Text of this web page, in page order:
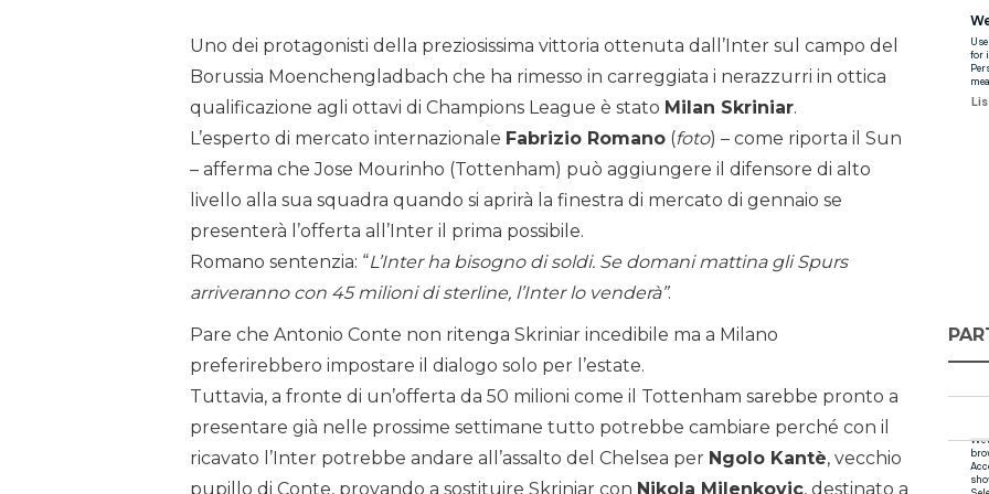
Uno dei protagonisti della preziosissima vittoria ottenuta dall’Inter sul campo del
Borussia Moenchengladbach che ha rimesso in carreggiata i nerazzurri in ottica
qualificazione agli ottavi di Champions League è stato Milan Skriniar.
L’esperto di mercato internazionale Fabrizio Romano (foto) – come riporta il Sun
– afferma che Jose Mourinho (Tottenham) può aggiungere il difensore di alto
livello alla sua squadra quando si aprirà la finestra di mercato di gennaio se
presenterà l’offerta all’Inter il prima possibile.
Romano sentenzia: “L’Inter ha bisogno di soldi. Se domani mattina gli Spurs
arriveranno con 45 milioni di sterline, l’Inter lo venderà”.
Pare che Antonio Conte non ritenga Skriniar incedibile ma a Milano
preferirebbero impostare il dialogo solo per l’estate.
Tuttavia, a fronte di un’offerta da 50 milioni come il Tottenham sarebbe pronto a
presentare già nelle prossime settimane tutto potrebbe cambiare perché con il
ricavato l’Inter potrebbe andare all’assalto del Chelsea per Ngolo Kantè, vecchio
pupillo di Conte, provando a sostituire Skriniar con Nikola Milenkovic, destinato a